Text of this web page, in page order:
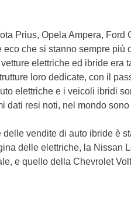
Prius, Opela Ampera,
eco che si stanno sempre
elettriche ed ibride
loro dedicate, con il
elettriche e i veicoli ibridi
dati resi noti, nel mondo
delle vendite di auto ibride è
delle elettriche, la Nissan
e quello della Chevrolet